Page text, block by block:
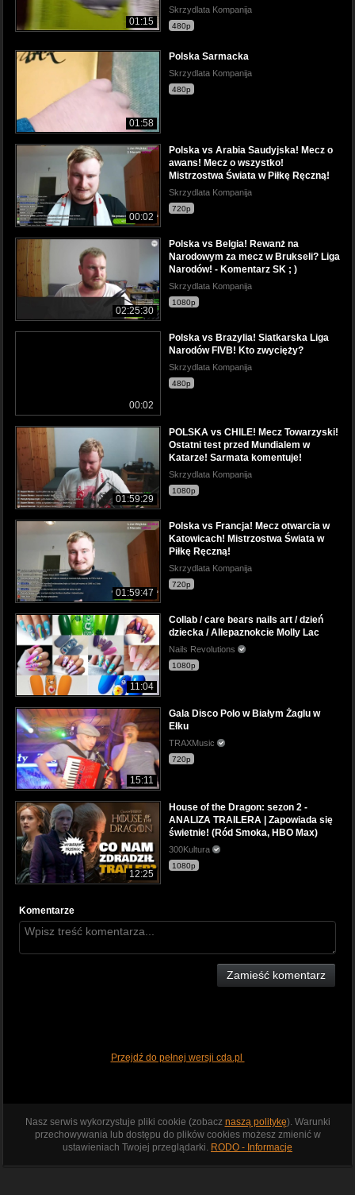
01:15
Skrzydlata Kompanija
480p
01:58
Polska Sarmacka
Skrzydlata Kompanija
480p
00:02
Polska vs Arabia Saudyjska! Mecz o
awans! Mecz o wszystko!
Mistrzostwa Świata w Piłkę Ręczną!
Skrzydlata Kompanija
720p
02:25:30
Polska vs Belgia! Rewanż na
Narodowym za mecz w Brukseli? Liga
Narodów! - Komentarz SK ; )
Skrzydlata Kompanija
1080p
00:02
Polska vs Brazylia! Siatkarska Liga
Narodów FIVB! Kto zwycięży?
Skrzydlata Kompanija
480p
01:59:29
POLSKA vs CHILE! Mecz Towarzyski!
Ostatni test przed Mundialem w
Katarze! Sarmata komentuje!
Skrzydlata Kompanija
1080p
01:59:47
Polska vs Francja! Mecz otwarcia w
Katowicach! Mistrzostwa Świata w
Piłkę Ręczną!
Skrzydlata Kompanija
720p
11:04
Collab / care bears nails art / dzień
dziecka / Allepaznokcie Molly Lac
Nails Revolutions
1080p
15:11
Gala Disco Polo w Białym Żaglu w
Ełku
TRAXMusic
720p
12:25
House of the Dragon: sezon 2 -
ANALIZA TRAILERA | Zapowiada się
świetnie! (Ród Smoka, HBO Max)
300Kultura
1080p
Komentarze
Zamieść komentarz
Przejdź do pełnej wersji cda.pl
Nasz serwis wykorzystuje pliki cookie (zobacz naszą politykę). Warunki
przechowywania lub dostępu do plików cookies możesz zmienić w
ustawieniach Twojej przeglądarki. RODO - Informacje